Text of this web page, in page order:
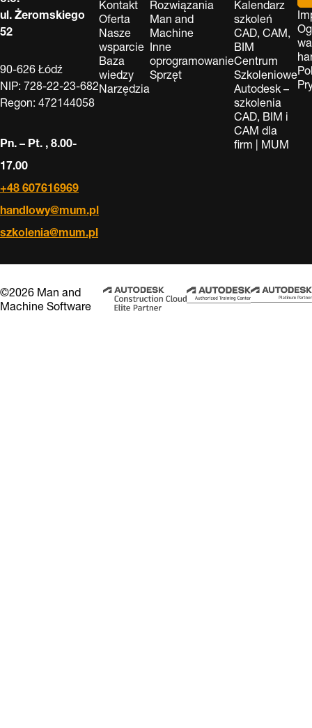
ul. Żeromskiego
52
90-626 Łódź
NIP: 728-22-23-682
Regon: 472144058
Pn. – Pt. , 8.00-
17.00
+48 607616969
handlowy@mum.pl
szkolenia@mum.pl
Kontakt
Oferta
Nasze
wsparcie
Baza
wiedzy
Narzędzia
Rozwiązania
Man and
Machine
Inne
oprogramowanie
Sprzęt
Kalendarz
szkoleń
CAD, CAM,
BIM
Centrum
Szkoleniowe
Autodesk –
szkolenia
CAD, BIM i
CAM dla
firm | MUM
©2026 Man and
Machine Software